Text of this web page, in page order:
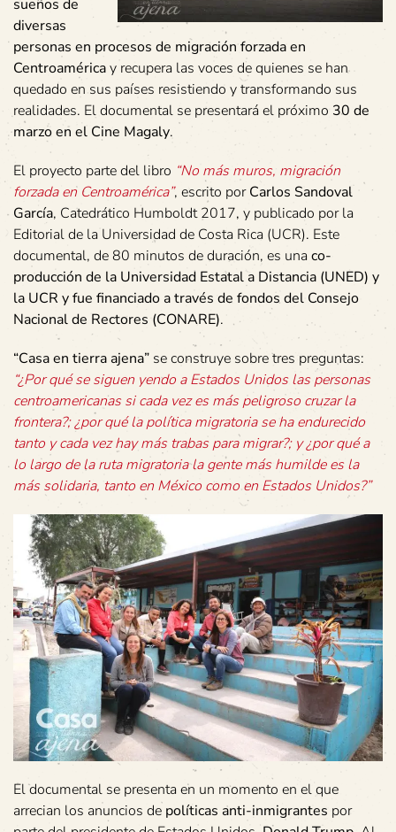
sueños de
diversas
personas en procesos de migración forzada en
Centroaméricay recupera las voces de quienes se han
quedado en sus países resistiendo y transformando sus
realidades. El documental se presentará el próximo 30 de
marzo en el Cine Magaly.
El proyecto parte del libro “No más muros, migración
forzada en Centroamérica”, escrito porCarlos Sandoval
García, Catedrático Humboldt 2017, y publicado por la
Editorial de la Universidad de Costa Rica (UCR). Este
documental, de 80 minutos de duración, es unaco-
producción de la Universidad Estatal a Distancia (UNED) y
la UCR y fue financiado a través de fondos del Consejo
Nacional de Rectores (CONARE).
“Casa en tierra ajena” se construye sobre tres preguntas:
“¿Por qué se siguen yendo a Estados Unidos las personas
centroamericanas si cada vez es más peligroso cruzar la
frontera?; ¿por qué la política migratoria se ha endurecido
tanto y cada vez hay más trabas para migrar?; y ¿por qué a
lo largo de la ruta migratoria la gente más humilde es la
más solidaria, tanto en México como en Estados Unidos?”
El documental se presenta en un momento en el que
arrecian los anuncios de políticas anti-inmigrantes por